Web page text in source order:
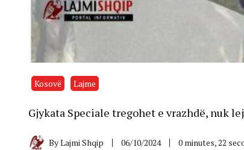
Kosovë Lajme
Gjykata Speciale tregohet e vrazhdë, nuk
ByLajmi Shqip 06/10/2024 0 minutes, 22